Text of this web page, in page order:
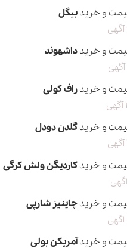
و خریدبیگل
و خریدداشهوند
و خریدراف کولی
و خریدگلدن دودل
و خریدکاردیگن ولش کرگی
و خریدچاینیز شارپی
و خریدآمریکن بولی